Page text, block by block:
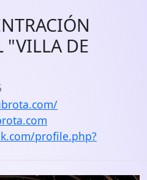
"VILLA DE
profile.php?